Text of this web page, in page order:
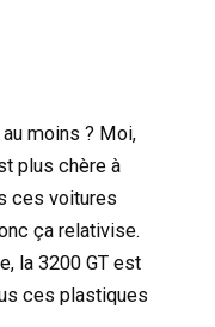
moins ? Moi,
plus chère à
ces voitures
ça relativise.
la 3200 GT est
ces plastiques